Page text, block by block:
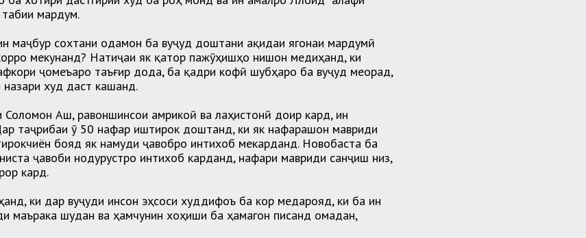
мардум.
маҷбур сохтани одамон ба вуҷуд доштани ақидаи ягонаи мардумӣ
мекунанд? Натиҷаи як қатор пажӯҳишҳо нишон медиҳанд, ки
ҷомеъаро таъғир дода, ба қадри кофӣ шубҳаро ба вуҷуд меорад,
худ даст кашанд.
Соломон Аш, равоншинсои амрикоӣ ва лаҳистонӣ доир кард, ин
таҷрибаи ӯ 50 нафар иштирок доштанд, ки як нафарашон мавриди
бояд як намуди ҷавобро интихоб мекарданд. Новобаста ба
ҷавоби нодурустро интихоб карданд, нафари мавриди санҷиш низ,
кард.
ки дар вуҷуди инсон эҳсоси худдифоъ ба кор медарояд, ки ба ин
маърака шудан ва ҳамчунин хоҳиши ба ҳамагон писанд омадан,